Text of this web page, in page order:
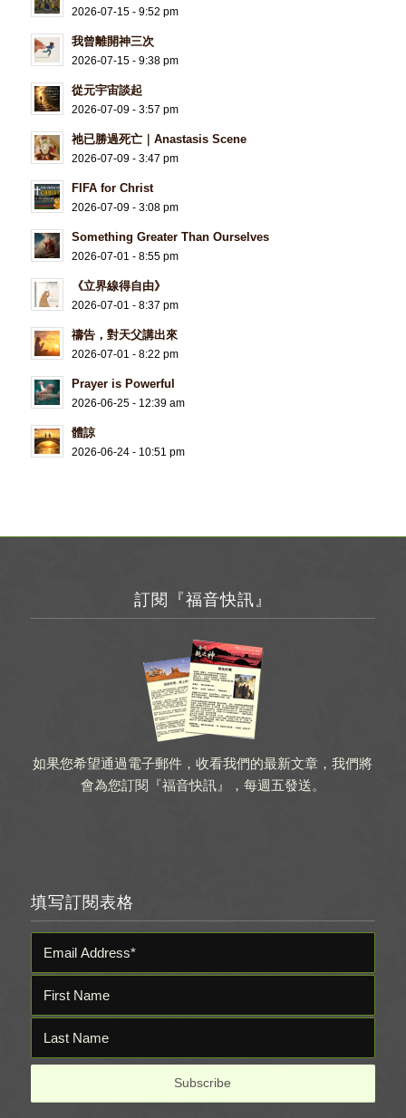
2026-07-15 - 9:52 pm
我曾離開神三次
2026-07-15 - 9:38 pm
從元宇宙談起
2026-07-09 - 3:57 pm
祂已勝過死亡｜Anastasis Scene
2026-07-09 - 3:47 pm
FIFA for Christ
2026-07-09 - 3:08 pm
Something Greater Than Ourselves
2026-07-01 - 8:55 pm
《立界線得自由》
2026-07-01 - 8:37 pm
禱告，對天父講出來
2026-07-01 - 8:22 pm
Prayer is Powerful
2026-06-25 - 12:39 am
體諒
2026-06-24 - 10:51 pm
訂閱『福音快訊』
如果您希望通過電子郵件，收看我們的最新文章，我們將
會為您訂閱『福音快訊』，每週五發送。
填写訂閱表格